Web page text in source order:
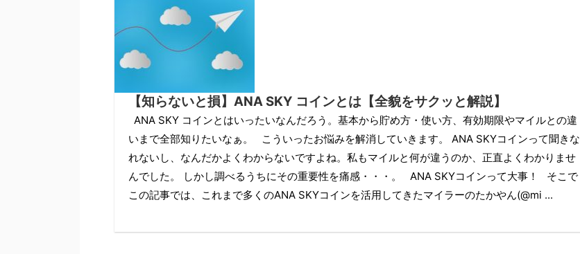
【知らないと損】ANA SKY コインとは【全貌をサクッと解説】
ANA SKY コインとはいったいなんだろう。基本から貯め方・使い方、有効期限やマイルとの違
いまで全部知りたいなぁ。 こういったお悩みを解消していきます。 ANA SKYコインって聞きな
れないし、なんだかよくわからないですよね。私もマイルと何が違うのか、正直よくわかりませ
んでした。 しかし調べるうちにその重要性を痛感・・・。 ANA SKYコインって大事！ そこで
この記事では、これまで多くのANA SKYコインを活用してきたマイラーのたかやん(@mi ...